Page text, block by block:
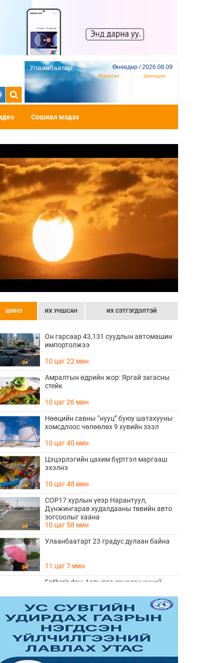
Улаанбаатар Өнөөдөр / 2026.08.09
Өдөртөө Шөнөдөө
Сошиал мэдээ
ШИНЭ ИХ УНШСАН ИХ СЭТГЭГДЭЛТЭЙ
Он гарсаар 43,131 суудлын автомашин
импортолжээ
10 цаг 22 мин
Амралтын өдрийн жор: Яргай загасны
стейк
10 цаг 26 мин
Нөөцийн савны “нууц” буюу шатахууны
хомсдлоос чөлөөлөх 9 хувийн зээл
10 цаг 40 мин
Цэцэрлэгийн цахим бүртгэл маргааш
эхэлнэ
10 цаг 48 мин
COP17 хурлын үеэр Нарантуул,
Дүнжингарав худалдааны төвийн авто
зогсоолыг хаана
10 цаг 58 мин
Улаанбаатарт 23 градус дулаан байна
11 цаг 7 мин
Father's day: Аавыгаа санасан хүний
Өчигдөр 11 цаг 15 мин
Өнөөдөр тоглолтоо хийх гэж байгаа THE
HU хамтлагийн алдартай 10 дуу
Өчигдөр 10 цаг 20 мин